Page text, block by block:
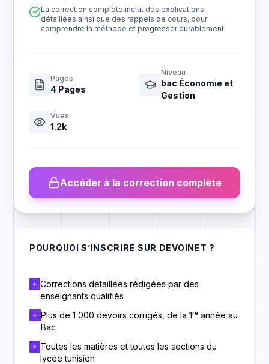
La correction complète inclut des explications
détaillées ainsi que des rappels de cours, pour
comprendre la méthode et progresser durablement.
Pages
4 Pages
Niveau
bac Économie et
Gestion
Vues
1.2k
Accéder à la correction complète
POURQUOI S’INSCRIRE SUR DEVOINET ?
Corrections détaillées rédigées par des
enseignants qualifiés
Plus de 1 000 devoirs corrigés, de la 1ʳᵉ année au
Bac
Toutes les matières et toutes les sections du
lycée tunisien